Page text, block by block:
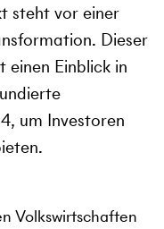
steht vor einer
Dieser
einen Einblick in
um Investoren
Volkswirtschaften